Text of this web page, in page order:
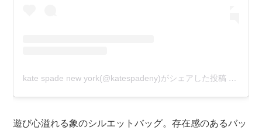
kate spade new york(@katespadeny)がシェアした投稿
遊び心溢れる象のシルエットバッグ。存在感のあるバッ